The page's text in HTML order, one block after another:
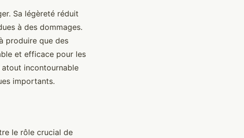
Sa légèreté réduit
à des dommages.
produire que des
et efficace pour les
atout incontournable
importants.
le rôle crucial de